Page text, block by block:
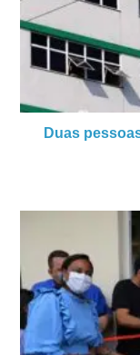
Duas